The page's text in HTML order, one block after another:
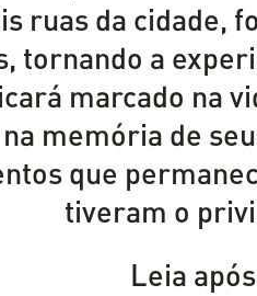
ruas da cidade,
tornando a
marcado na
memória de
que
tiveram o
Leia